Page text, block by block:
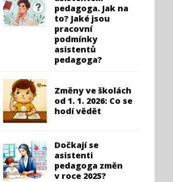
pedagoga. Jak na
to? Jaké jsou
pracovní
podmínky
asistentů
pedagoga?
Změny ve školách
od 1. 1. 2026: Co se
hodí vědět
Dočkají se
asistenti
pedagoga změn
v roce 2025?